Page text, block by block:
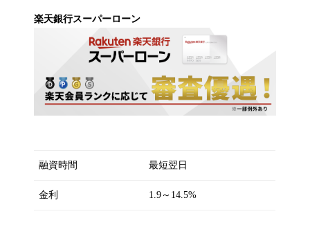
楽天銀行スーパーローン
融資時間 最短翌日
金利 1.9～14.5%